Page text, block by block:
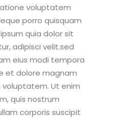
voluptatem
porro quisquam
quia dolor sit
adipisci velit.sed
eius modi tempora
et dolore magnam
Ut enim
quis nostrum
corporis suscipit